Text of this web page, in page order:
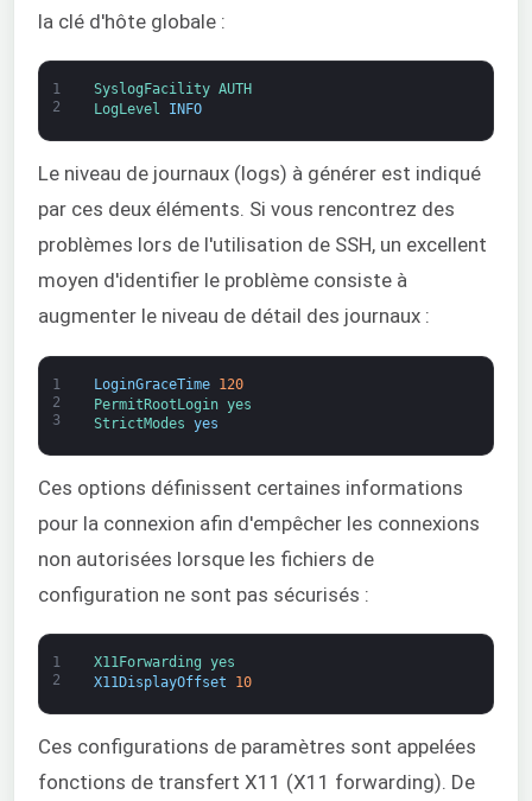
la clé d'hôte globale :
1
2
SyslogFacility AUTH
LogLevel
INFO
Le niveau de journaux (logs) à générer est indiqué
par ces deux éléments. Si vous rencontrez des
problèmes lors de l'utilisation de SSH, un excellent
moyen d'identifier le problème consiste à
augmenter le niveau de détail des journaux :
1
2
3
LoginGraceTime
120
PermitRootLogin yes
StrictModes yes
Ces options définissent certaines informations
pour la connexion afin d'empêcher les connexions
non autorisées lorsque les fichiers de
configuration ne sont pas sécurisés :
1
2
X11Forwarding yes
X11DisplayOffset
10
Ces configurations de paramètres sont appelées
fonctions de transfert X11 (X11 forwarding). De